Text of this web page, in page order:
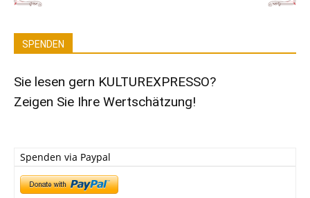
SPENDEN
Sie lesen gern KULTUREXPRESSO?
Zeigen Sie Ihre Wertschätzung!
Spenden via Paypal